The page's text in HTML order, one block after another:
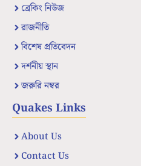
ব্রেকিং নিউজ
রাজনীতি
বিশেষ প্রতিবেদন
দর্শনীয় স্থান
জরুরি নম্বর
Quakes Links
About Us
Contact Us